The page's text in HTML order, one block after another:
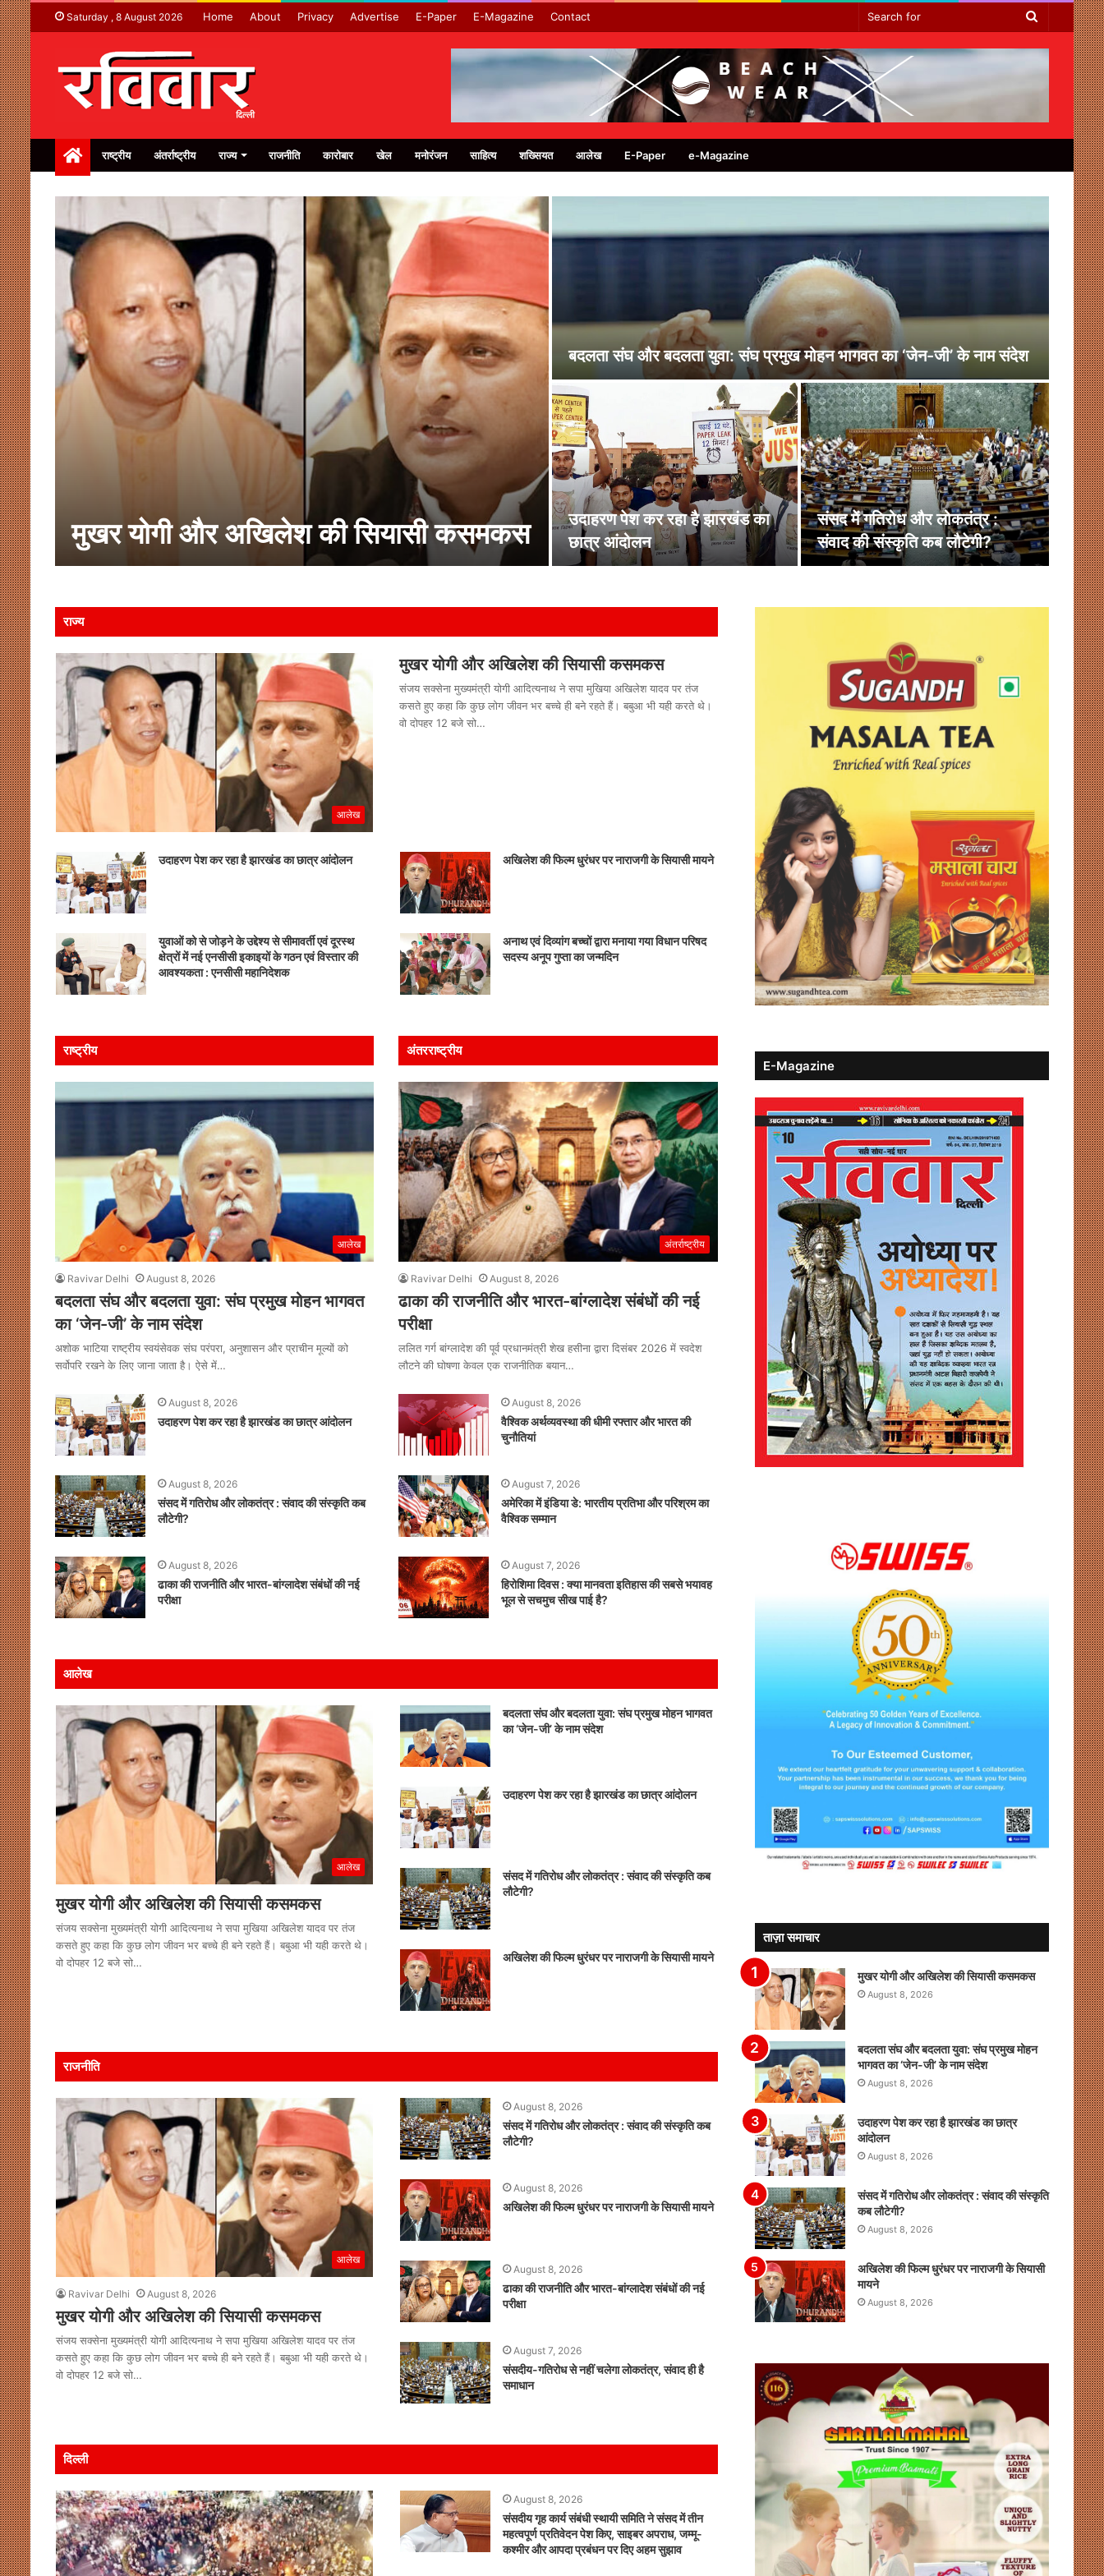
Saturday , 8 August 2026 Home About Privacy Advertise E-Paper E-Magazine Contact
Search
for
Homeराष्ट्रीय अंतर्राष्ट्रीय राज्य राजनीति कारोबार खेल मनोरंजन साहित्य शख्सियत आलेख E-Paper e-Magazine
मुखर योगी और अखिलेश की सियासी कसमकस
बदलता संघ और बदलता युवा: संघ प्रमुख मोहन भागवत का ‘जेन-जी’ के नाम संदेश
उदाहरण पेश कर रहा है झारखंड का
छात्र आंदोलन
संसद में गतिरोध और लोकतंत्र :
संवाद की संस्कृति कब लौटेगी?
राज्य
आलेख
मुखर योगी और अखिलेश की सियासी कसमकस
संजय सक्सेना मुख्यमंत्री योगी आदित्यनाथ ने सपा मुखिया अखिलेश यादव पर तंज
कसते हुए कहा कि कुछ लोग जीवन भर बच्चे ही बने रहते हैं। बबुआ भी यही करते थे।
वो दोपहर 12 बजे सो…
उदाहरण पेश कर रहा है झारखंड का छात्र आंदोलन अखिलेश की फिल्म धुरंधर पर नाराजगी के सियासी मायने
युवाओं को से जोड़ने के उद्देश्य से सीमावर्ती एवं दूरस्थ
क्षेत्रों में नई एनसीसी इकाइयों के गठन एवं विस्तार की
आवश्यकता : एनसीसी महानिदेशक
अनाथ एवं दिव्यांग बच्चों द्वारा मनाया गया विधान परिषद
सदस्य अनूप गुप्ता का जन्मदिन
राष्ट्रीय
आलेख
Ravivar Delhi August 8, 2026
बदलता संघ और बदलता युवा: संघ प्रमुख मोहन भागवत
का ‘जेन-जी’ के नाम संदेश
अशोक भाटिया राष्ट्रीय स्वयंसेवक संघ परंपरा, अनुशासन और प्राचीन मूल्यों को
सर्वोपरि रखने के लिए जाना जाता है। ऐसे में…
August 8, 2026
उदाहरण पेश कर रहा है झारखंड का छात्र आंदोलन
August 8, 2026
संसद में गतिरोध और लोकतंत्र : संवाद की संस्कृति कब
लौटेगी?
August 8, 2026
ढाका की राजनीति और भारत-बांग्लादेश संबंधों की नई
परीक्षा
अंतरराष्ट्रीय
अंतर्राष्ट्रीय
Ravivar Delhi August 8, 2026
ढाका की राजनीति और भारत-बांग्लादेश संबंधों की नई
परीक्षा
ललित गर्ग बांग्लादेश की पूर्व प्रधानमंत्री शेख हसीना द्वारा दिसंबर 2026 में स्वदेश
लौटने की घोषणा केवल एक राजनीतिक बयान…
August 8, 2026
वैश्विक अर्थव्यवस्था की धीमी रफ्तार और भारत की
चुनौतियां
August 7, 2026
अमेरिका में इंडिया डे: भारतीय प्रतिभा और परिश्रम का
वैश्विक सम्मान
August 7, 2026
हिरोशिमा दिवस : क्या मानवता इतिहास की सबसे भयावह
भूल से सचमुच सीख पाई है?
आलेख
आलेख
मुखर योगी और अखिलेश की सियासी कसमकस
संजय सक्सेना मुख्यमंत्री योगी आदित्यनाथ ने सपा मुखिया अखिलेश यादव पर तंज
कसते हुए कहा कि कुछ लोग जीवन भर बच्चे ही बने रहते हैं। बबुआ भी यही करते थे।
वो दोपहर 12 बजे सो…
बदलता संघ और बदलता युवा: संघ प्रमुख मोहन भागवत
का ‘जेन-जी’ के नाम संदेश
उदाहरण पेश कर रहा है झारखंड का छात्र आंदोलन
संसद में गतिरोध और लोकतंत्र : संवाद की संस्कृति कब
लौटेगी?
अखिलेश की फिल्म धुरंधर पर नाराजगी के सियासी मायने
राजनीति
आलेख
Ravivar Delhi August 8, 2026
मुखर योगी और अखिलेश की सियासी कसमकस
संजय सक्सेना मुख्यमंत्री योगी आदित्यनाथ ने सपा मुखिया अखिलेश यादव पर तंज
कसते हुए कहा कि कुछ लोग जीवन भर बच्चे ही बने रहते हैं। बबुआ भी यही करते थे।
वो दोपहर 12 बजे सो…
August 8, 2026
संसद में गतिरोध और लोकतंत्र : संवाद की संस्कृति कब
लौटेगी?
August 8, 2026
अखिलेश की फिल्म धुरंधर पर नाराजगी के सियासी मायने
August 8, 2026
ढाका की राजनीति और भारत-बांग्लादेश संबंधों की नई
परीक्षा
August 7, 2026
संसदीय-गतिरोध से नहीं चलेगा लोकतंत्र, संवाद ही है
समाधान
दिल्ली
August 8, 2026
संसदीय गृह कार्य संबंधी स्थायी समिति ने संसद में तीन
महत्वपूर्ण प्रतिवेदन पेश किए, साइबर अपराध, जम्मू-
कश्मीर और आपदा प्रबंधन पर दिए अहम सुझाव
E-Magazine
ताज़ा समाचार
मुखर योगी और अखिलेश की सियासी कसमकस
August 8, 2026
बदलता संघ और बदलता युवा: संघ प्रमुख मोहन
भागवत का ‘जेन-जी’ के नाम संदेश
August 8, 2026
उदाहरण पेश कर रहा है झारखंड का छात्र
आंदोलन
August 8, 2026
संसद में गतिरोध और लोकतंत्र : संवाद की संस्कृति
कब लौटेगी?
August 8, 2026
अखिलेश की फिल्म धुरंधर पर नाराजगी के सियासी
मायने
August 8, 2026